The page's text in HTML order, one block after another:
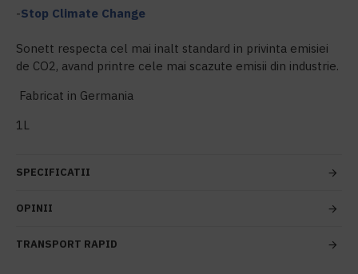
-Stop Climate Change
Sonett respecta cel mai inalt standard in privinta emisiei
de CO2, avand printre cele mai scazute emisii din industrie.
Fabricat in Germania
1L
SPECIFICATII
OPINII
TRANSPORT RAPID